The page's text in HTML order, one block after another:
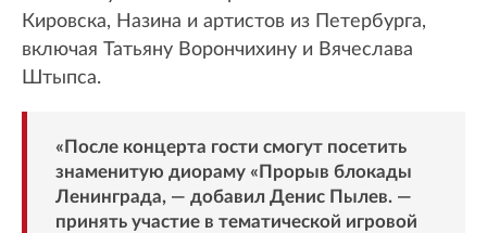
Кировска, Назина и артистов из Петербурга,
включая Татьяну Ворончихину и Вячеслава
Штыпса.
«После концерта гости смогут посетить
знаменитую диораму «Прорыв блокады
Ленинграда, — добавил Денис Пылев. —
принять участие в тематической игровой